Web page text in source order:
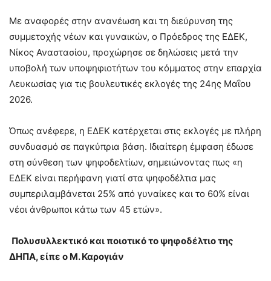
Με αναφορές στην ανανέωση και τη διεύρυνση της
συμμετοχής νέων και γυναικών, ο Πρόεδρος της ΕΔΕΚ,
Νίκος Αναστασίου, προχώρησε σε δηλώσεις μετά την
υποβολή των υποψηφιοτήτων του κόμματος στην επαρχία
Λευκωσίας για τις βουλευτικές εκλογές της 24ης Μαΐου
2026.
Όπως ανέφερε, η ΕΔΕΚ κατέρχεται στις εκλογές με πλήρη
συνδυασμό σε παγκύπρια βάση. Ιδιαίτερη έμφαση έδωσε
στη σύνθεση των ψηφοδελτίων, σημειώνοντας πως «η
ΕΔΕΚ είναι περήφανη γιατί στα ψηφοδέλτια μας
συμπεριλαμβάνεται 25% από γυναίκες και το 60% είναι
νέοι άνθρωποι κάτω των 45 ετών».
Πολυσυλλεκτικό και ποιοτικό το ψηφοδέλτιο της
ΔΗΠΑ, είπε ο Μ. Καρογιάν